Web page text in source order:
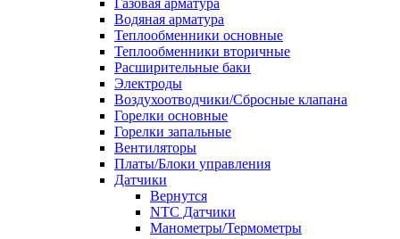
Газовая арматура
Водяная арматура
Теплообменники основные
Теплообменники вторичные
Расширительные баки
Электроды
Воздухоотводчики/Сбросные клапана
Горелки основные
Горелки запальные
Вентиляторы
Платы/Блоки управления
Датчики
Вернутся
NTC Датчики
Манометры/Термометры